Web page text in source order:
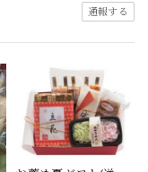
通報する